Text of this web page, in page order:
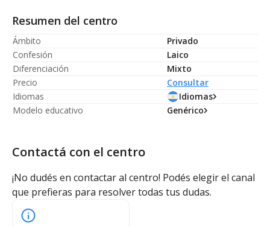
Resumen del centro
Ámbito
Privado
Confesión
Laico
Diferenciación
Mixto
Precio
Consultar
Idiomas
Idiomas
Modelo educativo
Genérico
Contactá con el centro
¡No dudés en contactar al centro! Podés elegir el canal
que prefieras para resolver todas tus dudas.